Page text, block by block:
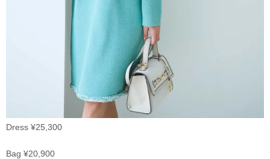
Dress ¥25,300
Bag ¥20,900